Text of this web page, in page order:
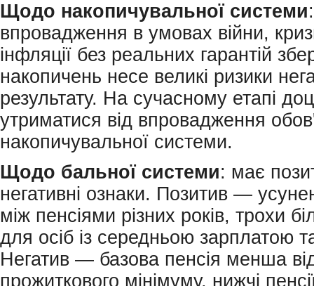
Щодо накопичувальної системи:
впровадження в умовах війни,
інфляції без реальних гарантій
накопичень несе великі ризики
результату. На сучасному етапі
утриматися від впровадження
накопичувальної системи.
Щодо бальної системи: має
негативні ознаки. Позитив —
між пенсіями різних років, трохи
для осіб із середньою зарплатою
Негатив — базова пенсія менша
прожиткового мінімуму, нижчі